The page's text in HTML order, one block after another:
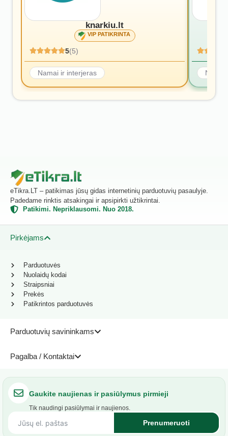
knarkiu.lt
VIP PATIKRINTA
5(5)
Namai ir interjeras
eTikra.LT – patikimas jūsų gidas internetinių parduotuvių pasaulyje.
Padedame rinktis atsakingai ir apsipirkti užtikrintai.
Patikimi. Nepriklausomi. Nuo 2018.
Pirkėjams
Parduotuvių savininkams
Pagalba / Kontaktai
Parduotuvės
Nuolaidų kodai
Straipsniai
Prekės
Patikrintos parduotuvės
Gaukite naujienas ir pasiūlymus pirmieji
Tik naudingi pasiūlymai ir naujienos.
Prenumeruoti